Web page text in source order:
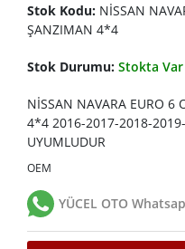
Stok Kodu: NİSSAN
ŞANZIMAN 4*4
Stok Durumu: Stokta Var
NİSSAN NAVARA EURO 6
4*4 2016-2017-2018-
UYUMLUDUR
OEM
YÜCEL OTO